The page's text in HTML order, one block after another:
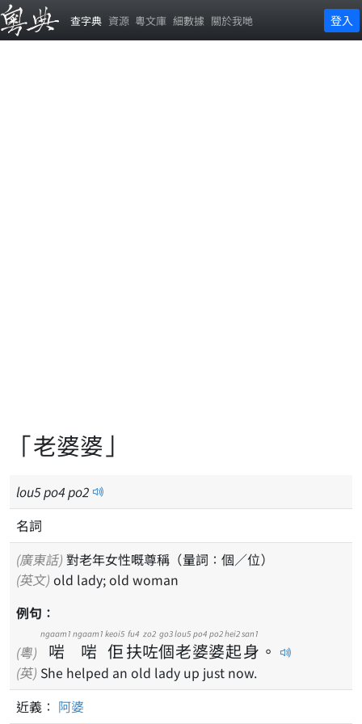
查字典 資源 粵文庫 細數據 關於我哋 登入
「老婆婆」
lou5po4po2
名詞
(廣東話) 對老年女性嘅尊稱（量詞：個／位）
(英文) old lady; old woman
例句：
(粵) 啱
ngaam1
啱
ngaam1
佢
keoi5
扶
fu4
咗
zo2
個
go3
老
lou5
婆
po4
婆
po2
起
hei2
身
san1
。
(英) She helped an old lady up just now.
近義： 阿婆